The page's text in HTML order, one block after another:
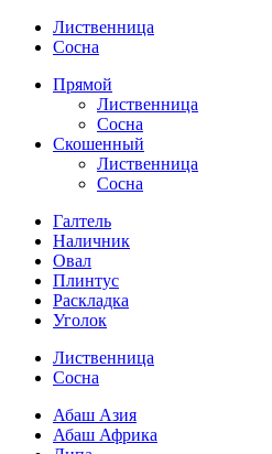
Лиственница
Сосна
Прямой
Лиственница
Сосна
Скошенный
Лиственница
Сосна
Галтель
Наличник
Овал
Плинтус
Раскладка
Уголок
Лиственница
Сосна
Абаш Азия
Абаш Африка